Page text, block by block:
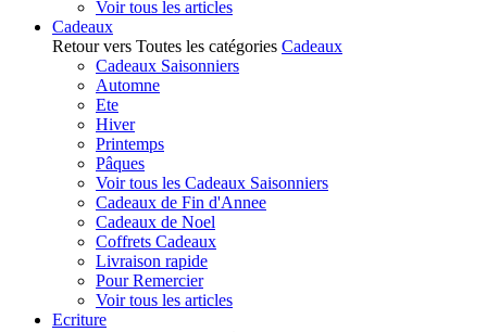
Voir tous les articles
Cadeaux
Retour vers Toutes les catégories Cadeaux
Cadeaux Saisonniers
Automne
Ete
Hiver
Printemps
Pâques
Voir tous les Cadeaux Saisonniers
Cadeaux de Fin d'Annee
Cadeaux de Noel
Coffrets Cadeaux
Livraison rapide
Pour Remercier
Voir tous les articles
Ecriture